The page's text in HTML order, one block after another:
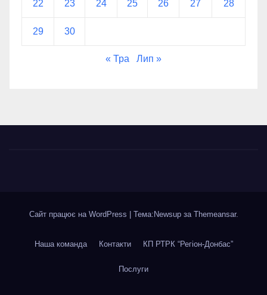
22 23 24 25 26 27 28
29 30
« Тра Лип »
Сайт працює на WordPress Тема:Newsup за Themeansar.
Наша команда Контакти КП РТРК “Регіон-Донбас”
Послуги